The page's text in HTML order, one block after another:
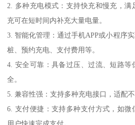
2. 多种充电模式：支持快充和慢充，
充可在短时间内补充大量电量。
3. 智能化管理：通过手机APP或小程序
桩、预约充电、支付费用等。
4. 安全可靠：具备过压、过流、短路
全。
5. 兼容性强：支持多种充电接口，适配不
6. 支付便捷：支持多种支付方式，如微
用户快速完成支付。